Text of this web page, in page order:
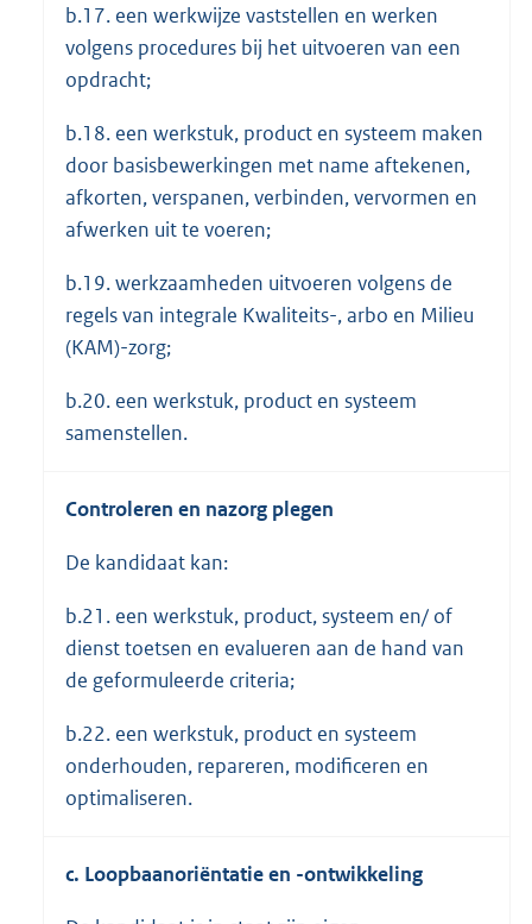
b.17. een werkwijze vaststellen en werken
volgens procedures bij het uitvoeren van een
opdracht;
b.18. een werkstuk, product en systeem maken
door basisbewerkingen met name aftekenen,
afkorten, verspanen, verbinden, vervormen en
afwerken uit te voeren;
b.19. werkzaamheden uitvoeren volgens de
regels van integrale Kwaliteits-, arbo en Milieu
(KAM)-zorg;
b.20. een werkstuk, product en systeem
samenstellen.
Controleren en nazorg plegen
De kandidaat kan:
b.21. een werkstuk, product, systeem en/ of
dienst toetsen en evalueren aan de hand van
de geformuleerde criteria;
b.22. een werkstuk, product en systeem
onderhouden, repareren, modificeren en
optimaliseren.
c. Loopbaanoriëntatie en -ontwikkeling